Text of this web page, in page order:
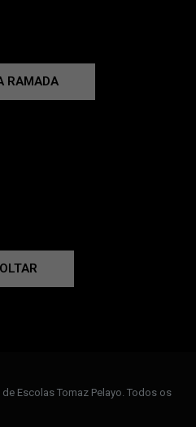
RAMADA
Escolas Tomaz Pelayo. Todos os